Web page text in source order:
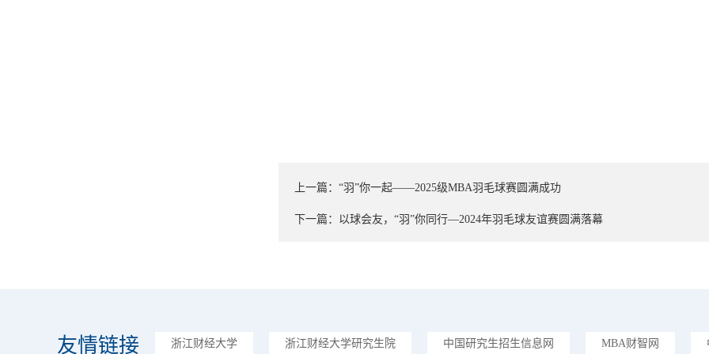
上一篇： “羽”你一起——2025级MBA羽毛球赛圆满成功
下一篇： 以球会友，“羽”你同行—2024年羽毛球友谊赛圆满落幕
友情链接 浙江财经大学 浙江财经大学研究生院 中国研究生招生信息网 MBA财智网